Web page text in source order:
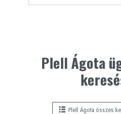
Plell Ágota
Plell Ágota összes